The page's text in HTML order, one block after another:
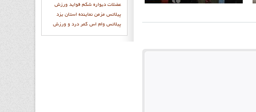
عضلات دیواره شکم فوايد ورزش
پيلاتس مزمن نماينده استان يزد
پيلاتس وام اس کمر درد و ورزش